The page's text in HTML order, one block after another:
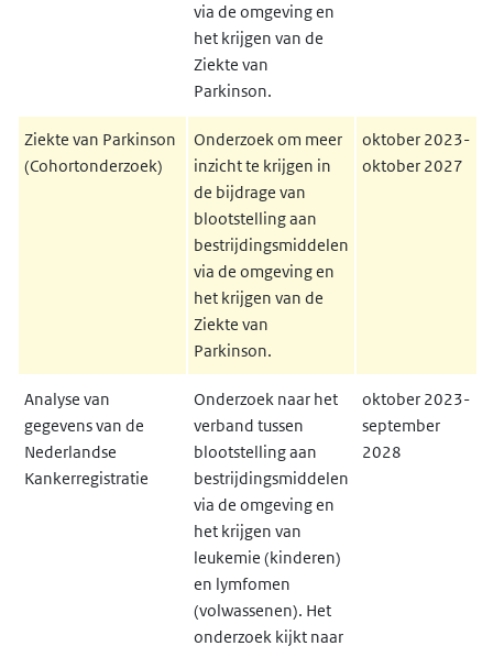
via de omgeving en
het krijgen van de
Ziekte van
Parkinson.
Ziekte van Parkinson
(Cohortonderzoek)
Onderzoek om meer
inzicht te krijgen in
de bijdrage van
blootstelling aan
bestrijdingsmiddelen
via de omgeving en
het krijgen van de
Ziekte van
Parkinson.
oktober 2023-
oktober 2027
Analyse van
gegevens van de
Nederlandse
Kankerregistratie
Onderzoek naar het
verband tussen
blootstelling aan
bestrijdingsmiddelen
via de omgeving en
het krijgen van
leukemie (kinderen)
en lymfomen
(volwassenen). Het
onderzoek kijkt naar
oktober 2023-
september
2028